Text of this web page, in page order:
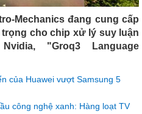
Mechanics đang cung cấp
cho chip xử lý suy luận
"Groq3 Language
của Huawei vượt Samsung 5
công nghệ xanh: Hàng loạt TV